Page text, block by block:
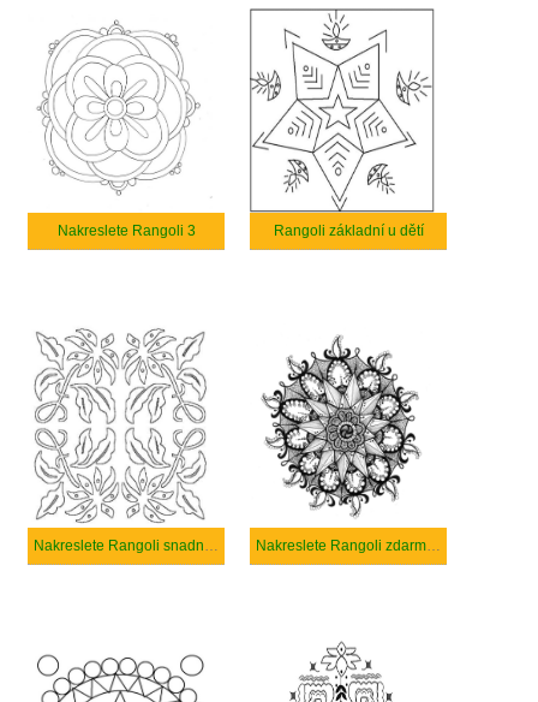
Nakreslete Rangoli 3 Rangoli základní u dětí
Nakreslete Rangoli snadný u dětí Nakreslete Rangoli zdarma prostý tisknutelné